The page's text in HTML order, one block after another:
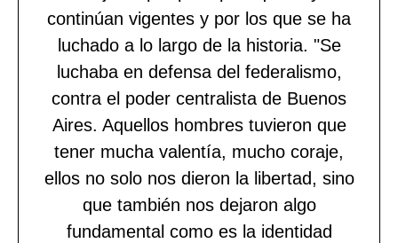
continúan vigentes y por los que se ha
luchado a lo largo de la historia. "Se
luchaba en defensa del federalismo,
contra el poder centralista de Buenos
Aires. Aquellos hombres tuvieron que
tener mucha valentía, mucho coraje,
ellos no solo nos dieron la libertad, sino
que también nos dejaron algo
fundamental como es la identidad